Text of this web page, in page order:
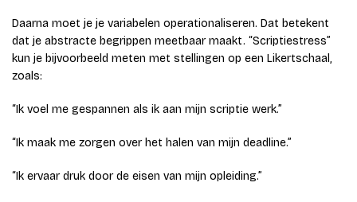
Daarna moet je je variabelen operationaliseren. Dat betekent
dat je abstracte begrippen meetbaar maakt. “Scriptiestress”
kun je bijvoorbeeld meten met stellingen op een Likertschaal,
zoals:
“Ik voel me gespannen als ik aan mijn scriptie werk.”
“Ik maak me zorgen over het halen van mijn deadline.”
“Ik ervaar druk door de eisen van mijn opleiding.”